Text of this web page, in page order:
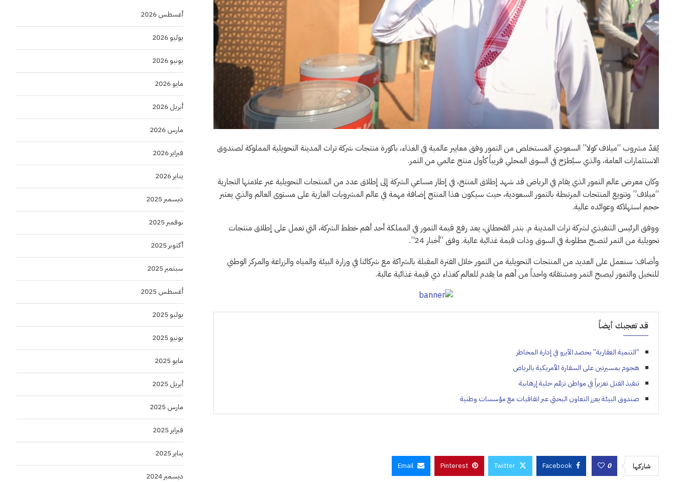
يُعَدّ مشروب “ميلاف كولا” السعودي المستخلص من التمور وفق معايير عالمية في الغذاء، باكورة منتجات شركة تراث المدينة التحويلية المملوكة لصندوق
الاستثمارات العامة، والذي سيُطرَح في السوق المحلي قريباً كأول منتج عالمي من التمر.
وكان معرض عالم التمور الذي يقام في الرياض قد شهد إطلاق المنتج، في إطار مساعي الشركة إلى إطلاق عدد من المنتجات التحويلية عبر علامتها التجارية
“ميلاف” وتنويع المنتجات المرتبطة بالتمور السعودية، حيث سيكون هذا المنتج إضافة مهمة في عالم المشروبات الغازية على مستوى العالم والذي يعتبر
حجم استهلاكه وعوائده عالية.
ووفق الرئيس التنفيذي لشركة تراث المدينة م. بندر القحطاني، يعد رفع قيمة التمور في المملكة أحد أهم خطط الشركة، التي تعمل على إطلاق منتجات
تحويلية من التمر لتصبح مطلوبة في السوق وذات قيمة غذائية عالية. وفق “أخبار 24”.
وأضاف: سنعمل على العديد من المنتجات التحويلية من التمور خلال الفترة المقبلة بالشراكة مع شركائنا في وزارة البيئة والمياه والزراعة والمركز الوطني
للنخيل والتمور ليصبح التمر ومشتقاته واحداً من أهم ما يقدم للعالم كغذاء ذي قيمة غذائية عالية.
قد تعجبك أيضاً
“التنمية العقارية” يحصد الآيزو في إدارة المخاطر
هجوم بمسيرتين على السفارة الأمريكية بالرياض
تنفيذ القتل تعزيراً في مواطن تزعّم خلية إرهابية
صندوق البيئة يعزز التعاون البحثي عبر اتفاقيات مع مؤسسات وطنية
شاركها 0
Facebook
Twitter
Pinterest
Email
أغسطس 2026
يوليو 2026
يونيو 2026
مايو 2026
أبريل 2026
مارس 2026
فبراير 2026
يناير 2026
ديسمبر 2025
نوفمبر 2025
أكتوبر 2025
سبتمبر 2025
أغسطس 2025
يوليو 2025
يونيو 2025
مايو 2025
أبريل 2025
مارس 2025
فبراير 2025
يناير 2025
ديسمبر 2024